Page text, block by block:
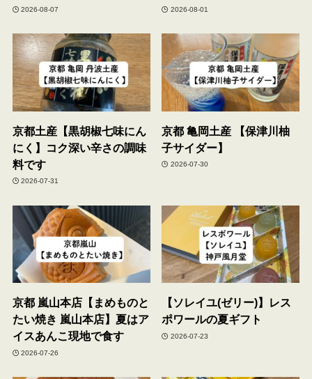
2026-08-07 2026-08-01
京都土産【黒胡椒七味にん
にく】コク深い辛さの調味
料です
2026-07-31
京都 亀岡土産 【保津川柚
子サイダー】
2026-07-30
京都 嵐山本店【まめものと
たい焼き 嵐山本店】夏はア
イスあんこ現地で食す
2026-07-26
【ソレイユ(ゼリー)】レス
ポワールの夏ギフト
2026-07-23